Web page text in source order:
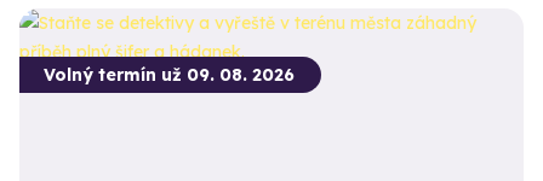
Volný termín už 09. 08. 2026